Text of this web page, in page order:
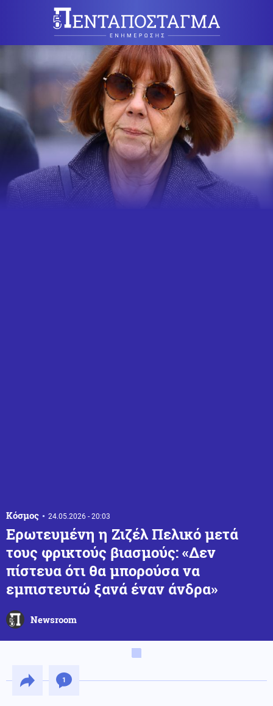
Κόσμος 24.05.2026 - 20:03
Ερωτευμένη η Ζιζέλ Πελικό μετά
τους φρικτούς βιασμούς: «Δεν
πίστευα ότι θα μπορούσα να
εμπιστευτώ ξανά έναν άνδρα»
Newsroom
1